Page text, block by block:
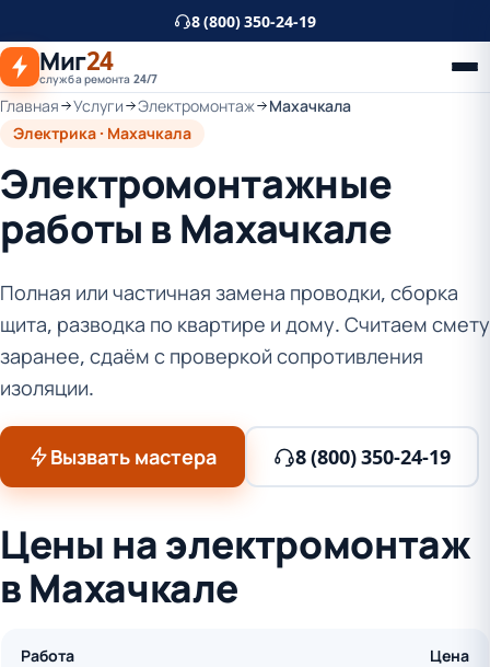
основному
контенту
8 (800) 350-24-19
Миг24
служба ремонта 24/7
Главная Услуги Электромонтаж
Махачкала
Электрика · Махачкала
Электромонтажные
работы в Махачкале
Полная или частичная замена проводки, сборка
щита, разводка по квартире и дому. Считаем смету
заранее, сдаём с проверкой сопротивления
изоляции.
Вызвать мастера 8 (800) 350-24-19
Цены на электромонтаж
в Махачкале
Работа Цена